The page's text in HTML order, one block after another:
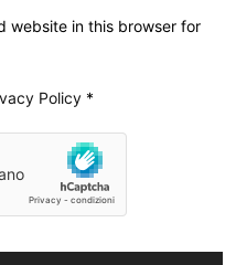
website in this browser for
Policy *